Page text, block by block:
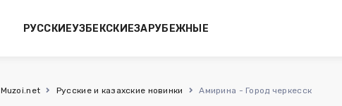
РУССКИЕУЗБЕКСКИЕЗАРУБЕЖНЫЕ
Muzoi.net Русские и казахские новинки Амирина - Город черкесск